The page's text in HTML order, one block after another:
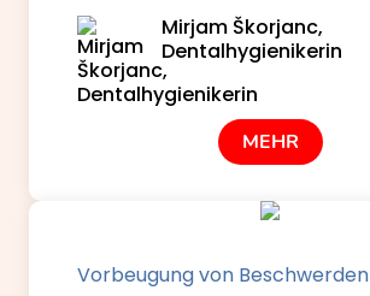
Mirjam Škorjanc,
Dentalhygienikerin
MEHR
Vorbeugung von Beschwerden